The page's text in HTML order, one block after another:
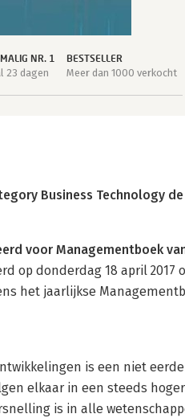
NR. 1
23 dagen
BESTSELLER
Meer dan 1000 verkocht
Business Technology
voor Managementboek
op donderdag 18 april 2017
het jaarlijkse
is een niet
elkaar in een steeds
is in alle